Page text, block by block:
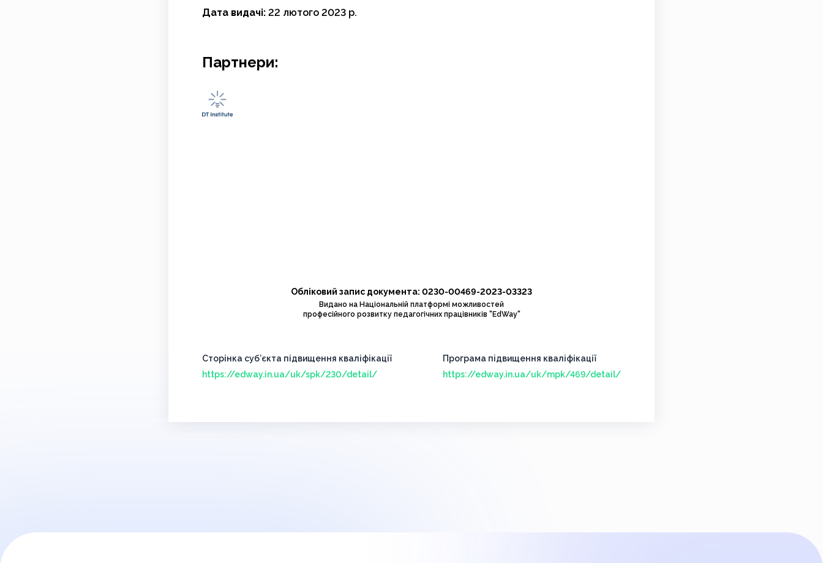
Дата видачі: 22 лютого 2023 р.
Партнери:
Обліковий запис документа: 0230-00469-2023-03323
Видано на Національній платформі можливостей
професійного розвитку педагогічних працівників "EdWay"
Сторінка суб’єкта підвищення кваліфікації
https://edway.in.ua/uk/spk/230/detail/
Програма підвищення кваліфікації
https://edway.in.ua/uk/mpk/469/detail/